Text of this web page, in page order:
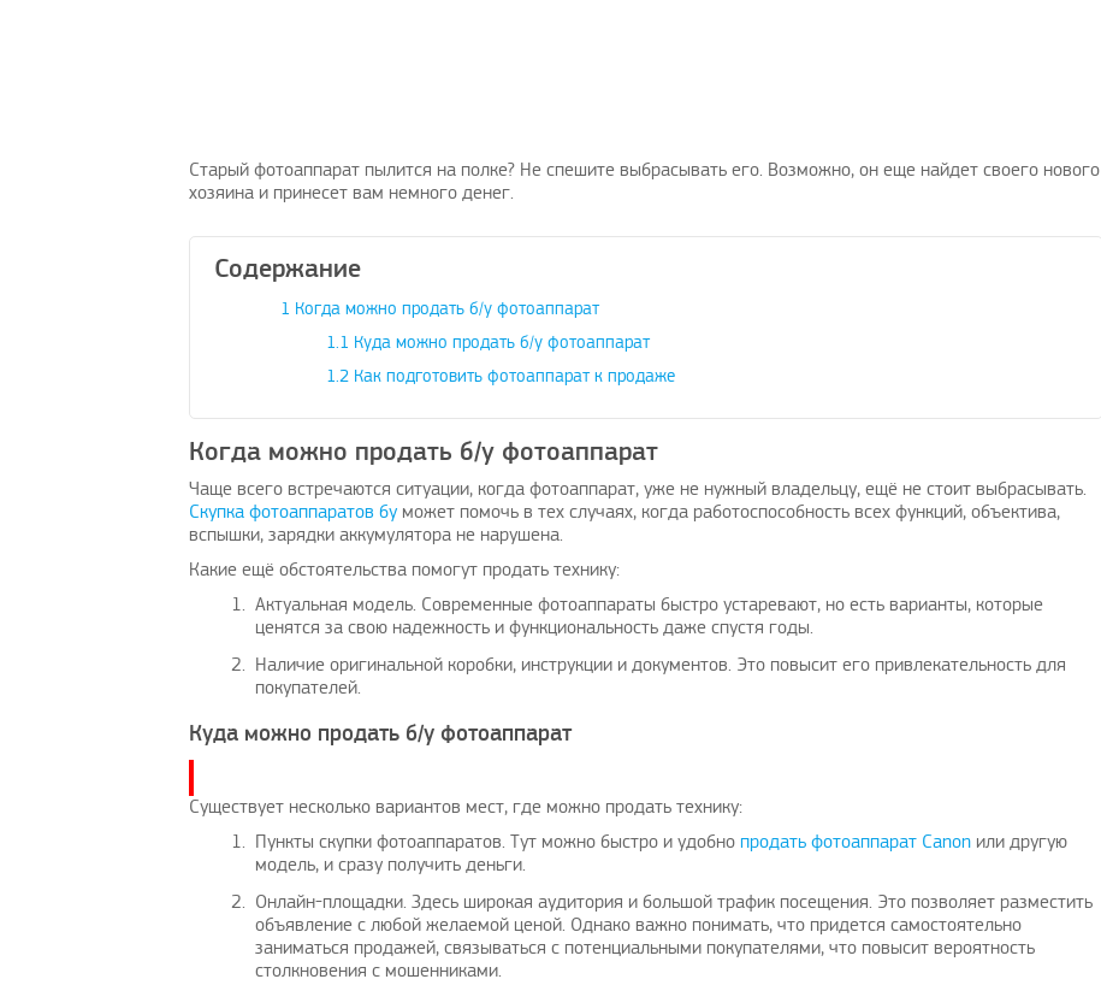
Старый фотоаппарат пылится на полке? Не спешите выбрасывать его. Возможно, он еще найдет своего нового
хозяина и принесет вам немного денег.
Содержание
1 Когда можно продать б/у фотоаппарат
1.1 Куда можно продать б/у фотоаппарат
1.2Как подготовить фотоаппарат к продаже
Когда можно продать б/у фотоаппарат
Чаще всего встречаются ситуации, когда фотоаппарат, уже не нужный владельцу, ещё не стоит выбрасывать.
Скупка фотоаппаратов бу может помочь в тех случаях, когда работоспособность всех функций, объектива,
вспышки, зарядки аккумулятора не нарушена.
Какие ещё обстоятельства помогут продать технику:
Актуальная модель. Современные фотоаппараты быстро устаревают, но есть варианты, которые
ценятся за свою надежность и функциональность даже спустя годы.
Наличие оригинальной коробки, инструкции и документов. Это повысит его привлекательность для
покупателей.
Куда можно продать б/у фотоаппарат
Существует несколько вариантов мест, где можно продать технику:
Пункты скупки фотоаппаратов. Тут можно быстро и удобно продать фотоаппарат Canon или другую
модель, и сразу получить деньги.
Онлайн-площадки. Здесь широкая аудитория и большой трафик посещения. Это позволяет разместить
объявление с любой желаемой ценой. Однако важно понимать, что придется самостоятельно
заниматься продажей, связываться с потенциальными покупателями, что повысит вероятность
столкновения с мошенниками.